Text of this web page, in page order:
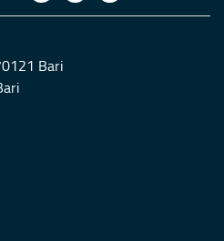
Bari